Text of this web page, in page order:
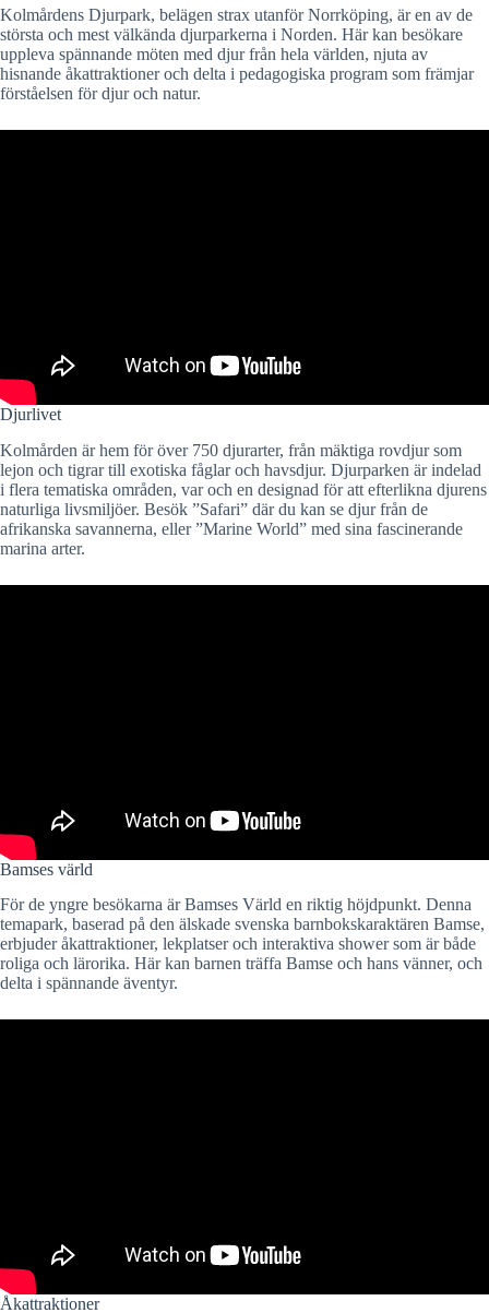
Kolmårdens Djurpark, belägen strax utanför Norrköping, är en av de
största och mest välkända djurparkerna i Norden. Här kan besökare
uppleva spännande möten med djur från hela världen, njuta av
hisnande åkattraktioner och delta i pedagogiska program som främjar
förståelsen för djur och natur.
Djurlivet
Kolmården är hem för över 750 djurarter, från mäktiga rovdjur som
lejon och tigrar till exotiska fåglar och havsdjur. Djurparken är indelad
i flera tematiska områden, var och en designad för att efterlikna djurens
naturliga livsmiljöer. Besök ”Safari” där du kan se djur från de
afrikanska savannerna, eller ”Marine World” med sina fascinerande
marina arter.
Bamses värld
För de yngre besökarna är Bamses Värld en riktig höjdpunkt. Denna
temapark, baserad på den älskade svenska barnbokskaraktären Bamse,
erbjuder åkattraktioner, lekplatser och interaktiva shower som är både
roliga och lärorika. Här kan barnen träffa Bamse och hans vänner, och
delta i spännande äventyr.
Åkattraktioner